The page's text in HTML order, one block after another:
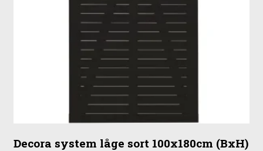
Decora system låge sort 100x180cm (BxH)